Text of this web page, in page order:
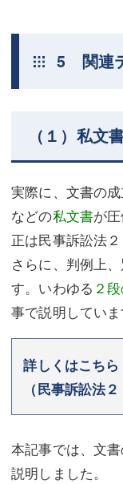
5 関連
（１）私文
実際に、文書の
などの私文書が
正は民事訴訟法
さらに、判例上
す。いわゆる ２
事で説明していま
詳しくはこち
（民事訴訟法
本記事では、文
説明しました。